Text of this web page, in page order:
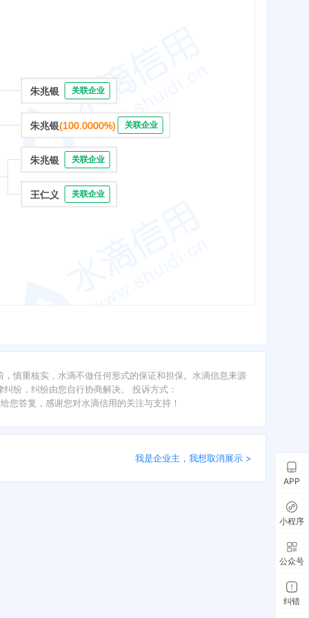
朱兆银 关联企业
朱兆银(100.0000%) 关联企业
朱兆银 关联企业
王仁义 关联企业
慎重核实，水滴不做任何形式的保证和担保。水滴信息来源
纷，纠纷由您自行协商解决。 投诉方式：
您答复，感谢您对水滴信用的关注与支持！
我是企业主，我想取消展示 >
APP
小程序
公众号
纠错